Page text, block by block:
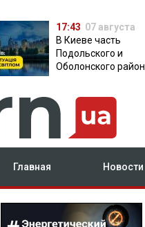
17:43 07 августа
В Киеве часть
Подольского и
Оболонского
Главная Новости